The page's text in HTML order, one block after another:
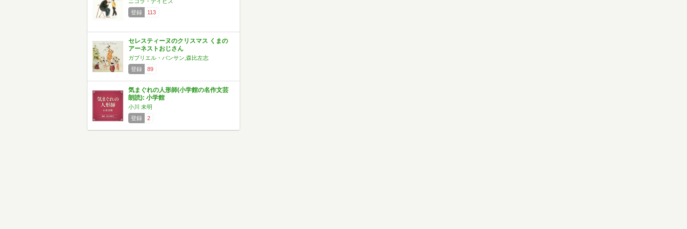
登録
113
セレスティーヌのクリスマス くまの
アーネストおじさん
ガブリエル・バンサン,森比左志
登録
89
気まぐれの人形師(小学館の名作文芸
朗読): 小学館
小川 未明
登録
2